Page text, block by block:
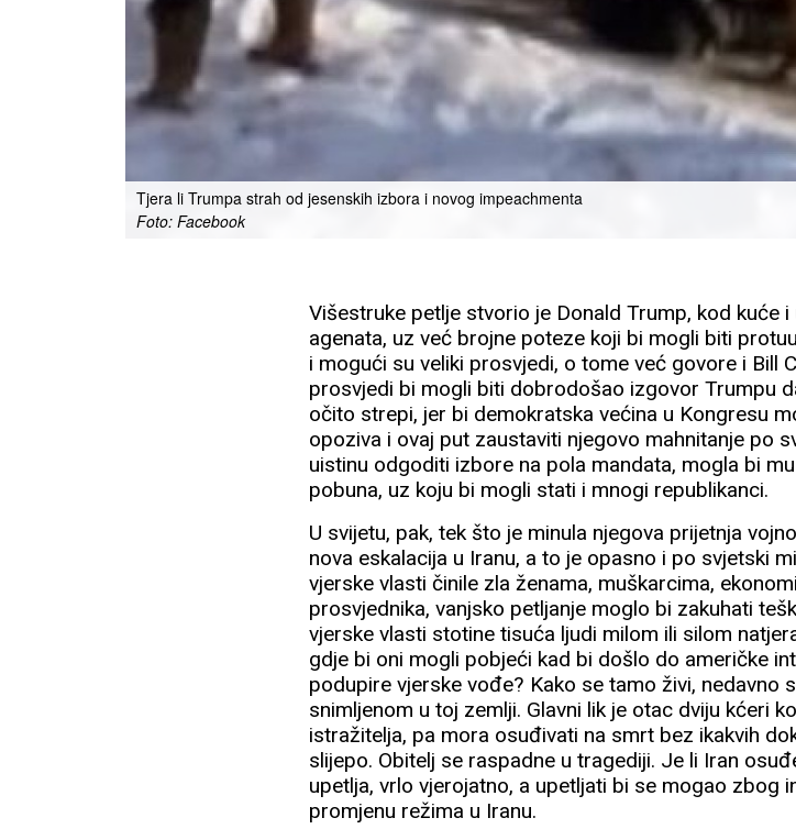
Tjera li Trumpa strah od jesenskih izbora i novog impeachmenta
Foto: Facebook
Višestruke petlje stvorio je Donald Trump, kod kuće
agenata, uz već brojne poteze koji bi mogli biti
i mogući su veliki prosvjedi, o tome već govore i Bill
prosvjedi bi mogli biti dobrodošao izgovor Trumpu
očito strepi, jer bi demokratska većina u Kongresu
opoziva i ovaj put zaustaviti njegovo mahnitanje po
uistinu odgoditi izbore na pola mandata, mogla bi
pobuna, uz koju bi mogli stati i mnogi republikanci.
U svijetu, pak, tek što je minula njegova prijetnja
nova eskalacija u Iranu, a to je opasno i po svjetski
vjerske vlasti činile zla ženama, muškarcima,
prosvjednika, vanjsko petljanje moglo bi zakuhati
vjerske vlasti stotine tisuća ljudi milom ili silom
gdje bi oni mogli pobjeći kad bi došlo do američke
podupire vjerske vođe? Kako se tamo živi, nedavno
snimljenom u toj zemlji. Glavni lik je otac dviju kćeri
istražitelja, pa mora osuđivati na smrt bez ikakvih
slijepo. Obitelj se raspadne u tragediji. Je li Iran
upetlja, vrlo vjerojatno, a upetljati bi se mogao zbog
promjenu režima u Iranu.